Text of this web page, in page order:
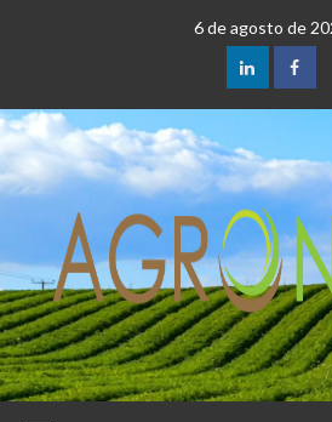
6 de agosto de
LinkedIn